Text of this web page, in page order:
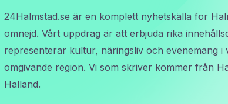
24Halmstad.se är en komplett nyhetskälla för
omnejd. Vårt uppdrag är att erbjuda rika
representerar kultur, näringsliv och evenemang i
omgivande region. Vi som skriver kommer från
Halland.